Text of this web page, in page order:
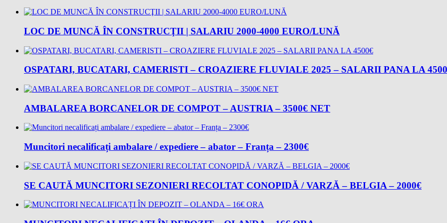
LOC DE MUNCĂ ÎN CONSTRUCŢII | SALARIU 2000-4000 EURO/LUNĂ
OSPATARI, BUCATARI, CAMERISTI – CROAZIERE FLUVIALE 2025 – SALARII PANA LA
AMBALAREA BORCANELOR DE COMPOT – AUSTRIA – 3500€ NET
Muncitori necalificați ambalare / expediere – abator – Franța – 2300€
SE CAUTĂ MUNCITORI SEZONIERI RECOLTAT CONOPIDĂ / VARZĂ – BELGIA – 2000€